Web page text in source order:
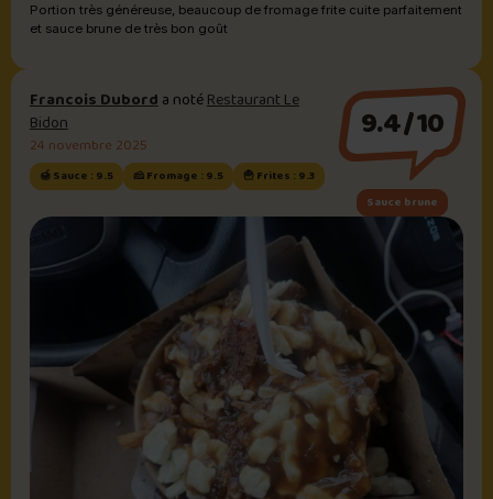
Portion très généreuse, beaucoup de fromage frite cuite parfaitement
et sauce brune de très bon goût
Francois Duborda notéRestaurant Le
Bidon
24 novembre 2025
🍯 Sauce : 9.5 🧀 Fromage : 9.5 🍟 Frites : 9.3
9.4/10
Sauce brune